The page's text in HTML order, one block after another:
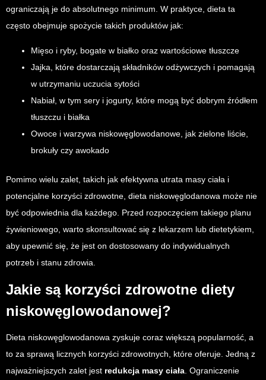
ograniczają je do absolutnego minimum. W praktyce, dieta ta
często obejmuje spożycie takich produktów jak:
Mięso i ryby, bogate w białko oraz wartościowe tłuszcze
Jajka, które dostarczają składników odżywczych i pomagają
w utrzymaniu uczucia sytości
Nabiał, w tym sery i jogurty, które mogą być dobrym źródłem
tłuszczu i białka
Owoce i warzywa niskowęglowodanowe, jak zielone liście,
brokuły czy awokado
Pomimo wielu zalet, takich jak efektywna utrata masy ciała i
potencjalne korzyści zdrowotne, dieta niskowęglodanowa może nie
być odpowiednia dla każdego. Przed rozpoczęciem takiego planu
żywieniowego, warto skonsultować się z lekarzem lub dietetykiem,
aby upewnić się, że jest on dostosowany do indywidualnych
potrzeb i stanu zdrowia.
Jakie są korzyści zdrowotne diety
niskowęglowodanowej?
Dieta niskowęglowodanowa zyskuje coraz większą popularność, a
to za sprawą licznych korzyści zdrowotnych, które oferuje. Jedną z
najważniejszych zalet jest redukcja masy ciała . Ograniczenie